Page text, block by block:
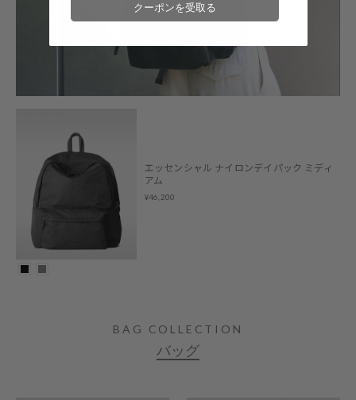
エッセンシャル ナイロンデイパック ミディ
アム
¥46,200
BAG COLLECTION
バッグ
クーポンを受取る